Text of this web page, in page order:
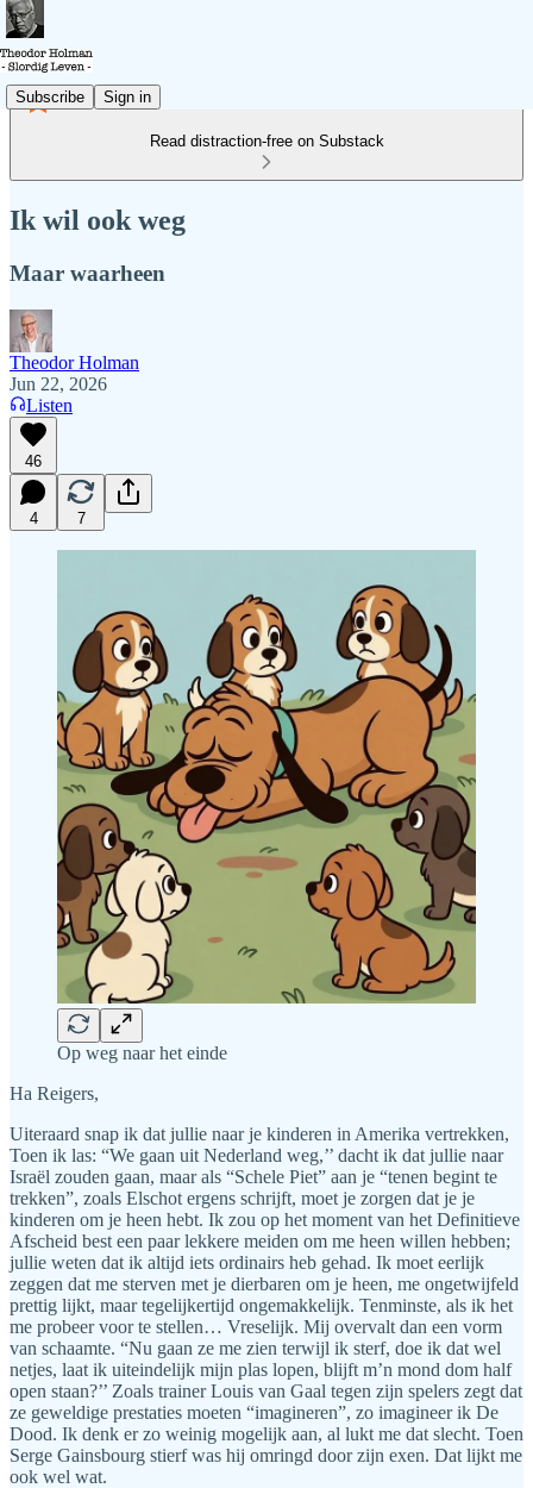
Subscribe Sign in
Read distraction-free on Substack
Ik wil ook weg
Maar waarheen
Theodor Holman
Jun 22, 2026
Listen
46
4 7
Op weg naar het einde
Ha Reigers,
Uiteraard snap ik dat jullie naar je kinderen in Amerika vertrekken,
Toen ik las: “We gaan uit Nederland weg,’’ dacht ik dat jullie naar
Israël zouden gaan, maar als “Schele Piet” aan je “tenen begint te
trekken”, zoals Elschot ergens schrijft, moet je zorgen dat je je
kinderen om je heen hebt. Ik zou op het moment van het Definitieve
Afscheid best een paar lekkere meiden om me heen willen hebben;
jullie weten dat ik altijd iets ordinairs heb gehad. Ik moet eerlijk
zeggen dat me sterven met je dierbaren om je heen, me ongetwijfeld
prettig lijkt, maar tegelijkertijd ongemakkelijk. Tenminste, als ik het
me probeer voor te stellen… Vreselijk. Mij overvalt dan een vorm
van schaamte. “Nu gaan ze me zien terwijl ik sterf, doe ik dat wel
netjes, laat ik uiteindelijk mijn plas lopen, blijft m’n mond dom half
open staan?’’ Zoals trainer Louis van Gaal tegen zijn spelers zegt dat
ze geweldige prestaties moeten “imagineren”, zo imagineer ik De
Dood. Ik denk er zo weinig mogelijk aan, al lukt me dat slecht. Toen
Serge Gainsbourg stierf was hij omringd door zijn exen. Dat lijkt me
ook wel wat.